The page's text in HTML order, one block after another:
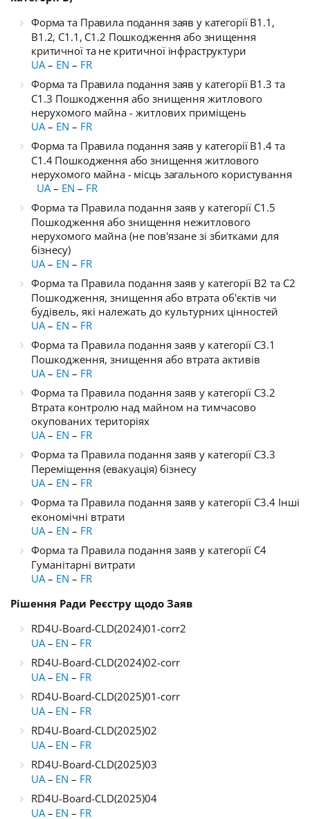
Форма та Правила подання заяв у категорії B1.1,
B1.2, C1.1, C1.2 Пошкодження або знищення
критичної та не критичної інфраструктури
UA– EN – FR
Форма та Правила подання заяв у категорії B1.3 та
C1.3 Пошкодження або знищення житлового
нерухомого майна - житлових приміщень
UA– EN – FR
Форма та Правила подання заяв у категорії B1.4 та
C1.4 Пошкодження або знищення житлового
нерухомого майна - місць загального користування
UA– EN – FR
Форма та Правила подання заяв у категорії C1.5
Пошкодження або знищення нежитлового
нерухомого майна (не пов'язане зі збитками для
бізнесу)
UA– EN – FR
Форма та Правила подання заяв у категорії B2 та C2
Пошкодження, знищення або втрата об'єктів чи
будівель, які належать до культурних цінностей
UA– EN – FR
Форма та Правила подання заяв у категорії C3.1
Пошкодження, знищення або втрата активів
UA– EN – FR
Форма та Правила подання заяв у категорії C3.2
Втрата контролю над майном на тимчасово
окупованих територіях
UA– EN – FR
Форма та Правила подання заяв у категорії C3.3
Переміщення (евакуація) бізнесу
UA– EN – FR
Форма та Правила подання заяв у категорії C3.4 Інші
економічні втрати
UA– EN – FR
Форма та Правила подання заяв у категорії C4
Гуманітарні витрати
UA– EN – FR
Рішення Ради Реєстру щодо Заяв
RD4U-Board-CLD(2024)01-corr2
UA – EN– FR
RD4U-Board-CLD(2024)02-corr
UA – EN– FR
RD4U-Board-CLD(2025)01-corr
UA – EN– FR
RD4U-Board-CLD(2025)02
UA – EN– FR
RD4U-Board-CLD(2025)03
UA – EN– FR
RD4U-Board-CLD(2025)04
UA – EN– FR